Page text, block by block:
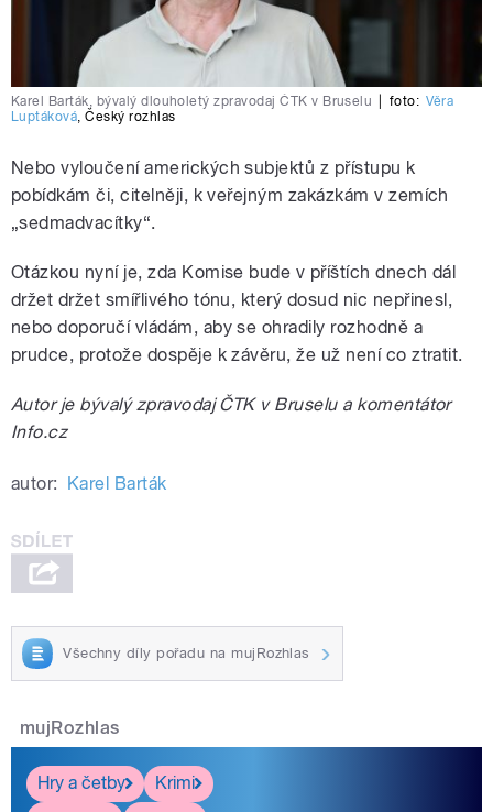
Karel Barták, bývalý dlouholetý zpravodaj ČTK v Bruselu foto: Věra
Luptáková,Český rozhlas
Nebo vyloučení amerických subjektů z přístupu k
pobídkám či, citelněji, k veřejným zakázkám v zemích
„sedmadvacítky“.
Otázkou nyní je, zda Komise bude v příštích dnech dál
držet držet smířlivého tónu, který dosud nic nepřinesl,
nebo doporučí vládám, aby se ohradily rozhodně a
prudce, protože dospěje k závěru, že už není co ztratit.
Autor je bývalý zpravodaj ČTK v Bruselu a komentátor
Info.cz
autor: Karel Barták
Všechny díly pořadu na mujRozhlas
mujRozhlas
Hry a četby
Krimi